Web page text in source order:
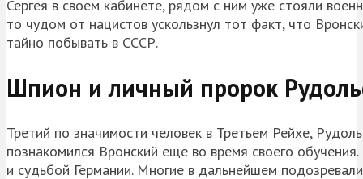
Сергея в своем кабинете, рядом с ним уже стояли
то чудом от нацистов ускользнул тот факт, что
тайно побывать в СССР.
Шпион и личный пророк
Третий по значимости человек в Третьем Рейхе,
познакомился Вронский еще во время своего
и судьбой Германии. Многие в дальнейшем